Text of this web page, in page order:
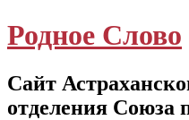
Родное Слово
Сайт
отделения Союза